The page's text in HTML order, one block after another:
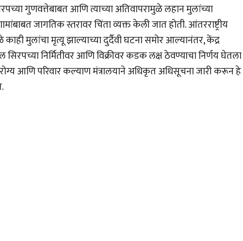
गुणवत्तेबाबत आणि त्याच्या अतिवापरामुळे लहान मुलांच्या
जागतिक स्तरावर चिंता व्यक्त केली जात होती. आंतरराष्ट्रीय
मुलांचा मृत्यू झाल्याच्या दुर्दैवी घटना समोर आल्यानंतर, केंद्र
निर्मितीवर आणि विक्रीवर कडक लक्ष ठेवण्याचा निर्णय घेतला
आणि परिवार कल्याण मंत्रालयाने अधिकृत अधिसूचना जारी करून हे